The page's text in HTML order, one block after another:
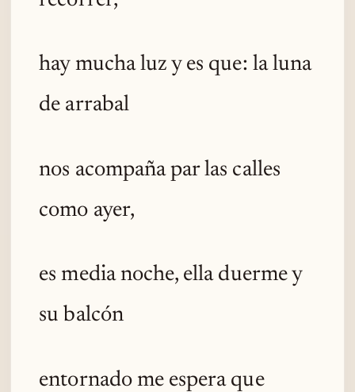
hay mucha luz y es que: la luna
de arrabal
nos acompaña par las calles
como ayer,
es media noche, ella duerme y
su balcón
entornado me espera que